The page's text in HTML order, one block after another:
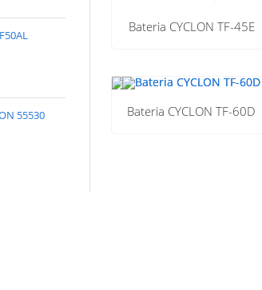
Bateria CYCLON TF-45E
Bateria CYCLON TF-60D
55530